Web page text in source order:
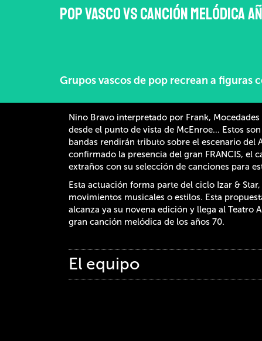
Pop vasco vs Canción melódica
Grupos vascos de pop recrean a figuras
Nino Bravo interpretado por Frank,
desde el punto de vista de McEnroe… Estos
bandas rendirán tributo sobre el escenario del
confirmado la presencia del gran FRANCIS, el
extraños con su selección de canciones para
Esta actuación forma parte del ciclo Izar &
movimientos musicales o estilos. Esta
alcanza ya su novena edición y llega al Teatro
gran canción melódica de los años 70.
El equipo